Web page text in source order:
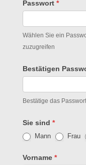
Passwort *
Wählen Sie ein
zuzugreifen
Bestätigen
Bestätige das Passwort
Sie sind *
Mann Frau
Vorname *